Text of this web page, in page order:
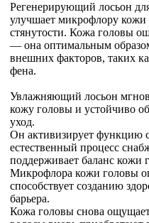
Регенерирующий лосьон
улучшает микрофлору
стянутости. Кожа головы
— она оптимальным
внешних факторов, таких
фена.
Увлажняющий лосьон
кожу головы и устойчиво
уход.
Он активизирует функцию
естественный процесс
поддерживает баланс кожи
Микрофлора кожи головы
способствует созданию
барьера.
Кожа головы снова